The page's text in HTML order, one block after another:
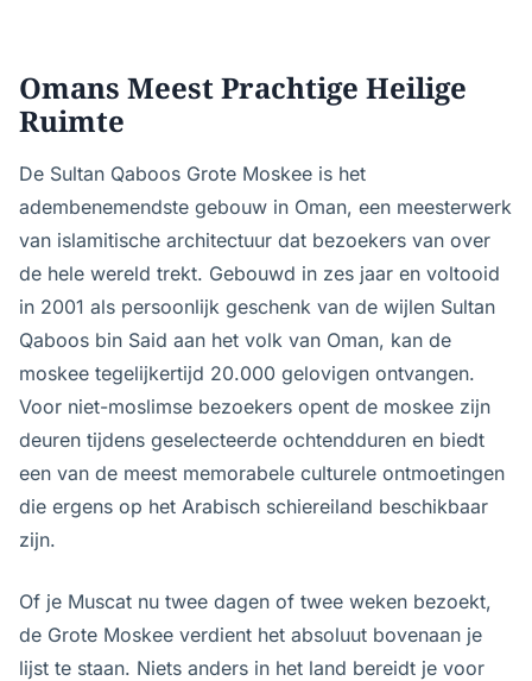
Omans Meest Prachtige Heilige
Ruimte
De Sultan Qaboos Grote Moskee is het
adembenemendste gebouw in Oman, een meesterwerk
van islamitische architectuur dat bezoekers van over
de hele wereld trekt. Gebouwd in zes jaar en voltooid
in 2001 als persoonlijk geschenk van de wijlen Sultan
Qaboos bin Said aan het volk van Oman, kan de
moskee tegelijkertijd 20.000 gelovigen ontvangen.
Voor niet-moslimse bezoekers opent de moskee zijn
deuren tijdens geselecteerde ochtendduren en biedt
een van de meest memorabele culturele ontmoetingen
die ergens op het Arabisch schiereiland beschikbaar
zijn.
Of je Muscat nu twee dagen of twee weken bezoekt,
de Grote Moskee verdient het absoluut bovenaan je
lijst te staan. Niets anders in het land bereidt je voor